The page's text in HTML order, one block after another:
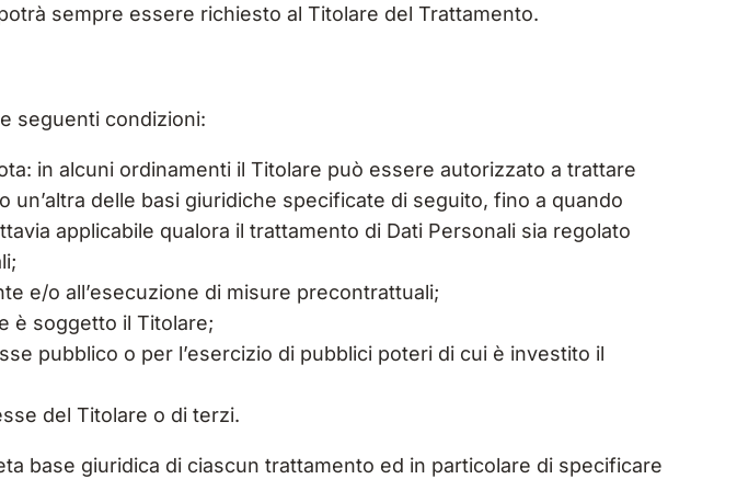
sempre essere richiesto al Titolare del Trattamento.
seguenti condizioni:
in alcuni ordinamenti il Titolare può essere autorizzato a trattare
delle basi giuridiche specificate di seguito, fino a quando
applicabile qualora il trattamento di Dati Personali sia regolato
e/o all’esecuzione di misure precontrattuali;
è soggetto il Titolare;
pubblico o per l’esercizio di pubblici poteri di cui è investito il
del Titolare o di terzi.
base giuridica di ciascun trattamento ed in particolare di specificare